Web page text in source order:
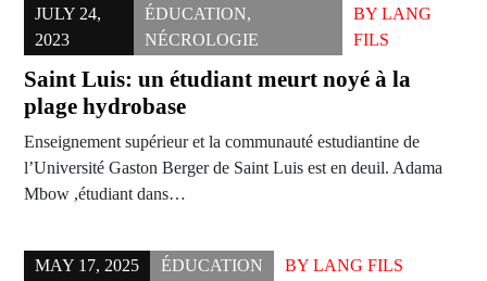
JULY 24,
2023
ÉDUCATION,
NÉCROLOGIE
BYLANG
FILS
Saint Luis: un étudiant meurt noyé à la
plage hydrobase
Enseignement supérieur et la communauté estudiantine de
l’Université Gaston Berger de Saint Luis est en deuil. Adama
Mbow ,étudiant dans…
MAY 17, 2025 ÉDUCATION BY LANG FILS